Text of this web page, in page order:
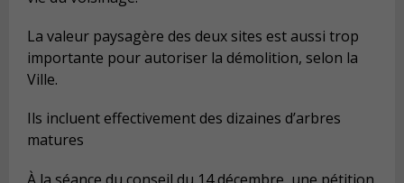
La valeur paysagère des deux sites est aussi trop
importante pour autoriser la démolition, selon la
Ville.
Ils incluent effectivement des dizaines d’arbres
matures